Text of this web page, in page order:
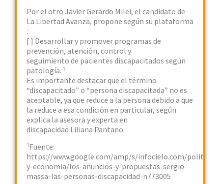
Por el otro Javier Gerardo Milei, el candidato de
La Libertad Avanza, propone según su plataforma
:
[ ] Desarrollar y promover programas de
prevención, atención, control y
seguimiento de pacientes discapacitados según
patología. ²
Es importante destacar que el término
“discapacitado” o “persona discapacitada” no es
aceptable, ya que reduce a la persona debido a que
la reduce a esa condición en particular, según
explica la asesora y experta en
discapacidad Liliana Pantano.
¹Fuente:
https://www.google.com/amp/s/infocielo.com/politica-
y-economia/los-anuncios-y-propuestas-sergio-
massa-las-personas-discapacidad-n773005